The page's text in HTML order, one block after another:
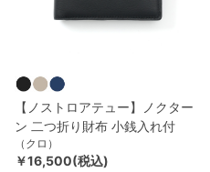
【ノストロアテュー】ノクター
ン 二つ折り財布 小銭入れ付
（クロ）
￥16,500(税込)